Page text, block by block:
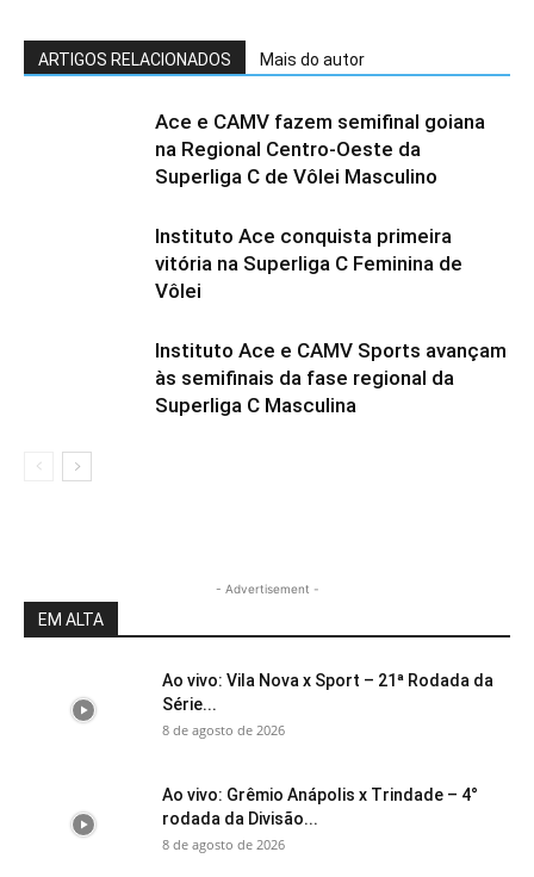
ARTIGOS RELACIONADOS Mais do autor
Ace e CAMV fazem semifinal goiana
na Regional Centro-Oeste da
Superliga C de Vôlei Masculino
Instituto Ace conquista primeira
vitória na Superliga C Feminina de
Vôlei
Instituto Ace e CAMV Sports avançam
às semifinais da fase regional da
Superliga C Masculina
- Advertisement -
EM ALTA
Ao vivo: Vila Nova x Sport – 21ª Rodada da
Série...
8 de agosto de 2026
Ao vivo: Grêmio Anápolis x Trindade – 4°
rodada da Divisão...
8 de agosto de 2026